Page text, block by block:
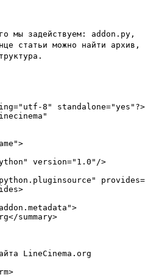
мы задействуем: addon.py,
статьи можно найти архив,
8" standalone="yes"?>
version="1.0"/>
summary>
LineCinema.org